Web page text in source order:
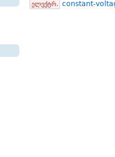
ელექტრ. constant-